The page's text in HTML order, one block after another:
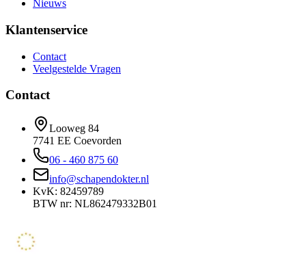
Nieuws
Klantenservice
Contact
Veelgestelde Vragen
Contact
Looweg 84
7741 EE Coevorden
06 - 460 875 60
info@schapendokter.nl
KvK: 82459789
BTW nr: NL862479332B01